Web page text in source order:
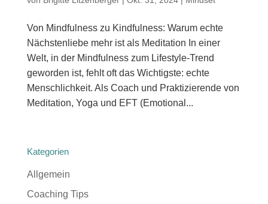
Von Mindfulness zu Kindfulness: Warum echte
Nächstenliebe mehr ist als Meditation In einer
Welt, in der Mindfulness zum Lifestyle-Trend
geworden ist, fehlt oft das Wichtigste: echte
Menschlichkeit. Als Coach und Praktizierende von
Meditation, Yoga und EFT (Emotional...
Kategorien
Allgemein
Coaching Tips